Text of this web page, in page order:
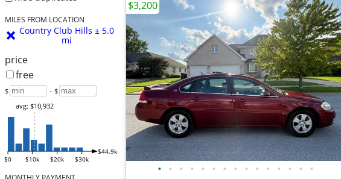
MILES FROM LOCATION
Country Club Hills ± 5.0
mi
price
free
$ – $
$0 $10k $20k $30k
$44.9k
avg: $10,932
• • • • • • • • • • • • • • •
$3,200